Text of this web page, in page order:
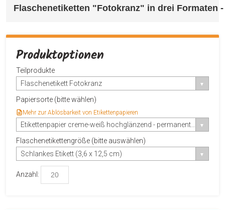
Flaschenetiketten "Fotokranz" in drei Formaten
Produktoptionen
Teilprodukte
Flaschenetikett Fotokranz
Papiersorte (bitte wählen)
Mehr zur Ablösbarkeit von Etikettenpapieren
Flaschenetikettengröße (bitte auswählen)
Schlankes Etikett (3,6 x 12,5 cm)
Anzahl: